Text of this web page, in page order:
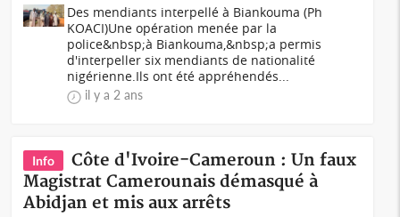
Des mendiants interpellé à Biankouma (Ph
KOACI)Une opération menée par la
police&nbsp;à Biankouma,&nbsp;a permis
d'interpeller six mendiants de nationalité
nigérienne.Ils ont été appréhendés...
il y a 2 ans
Info
Côte d'Ivoire-Cameroun : Un faux
Magistrat Camerounais démasqué à
Abidjan et mis aux arrêts